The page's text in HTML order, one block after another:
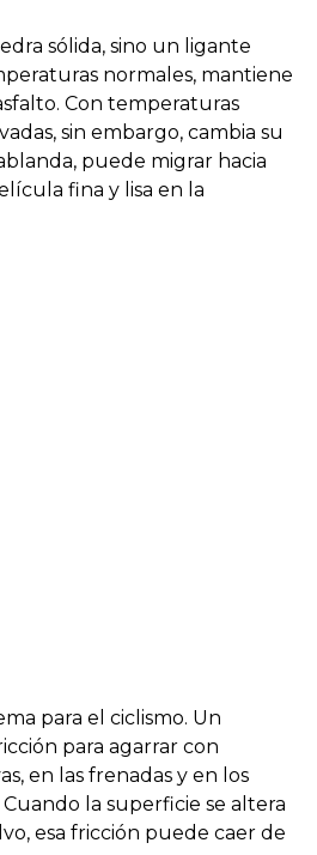
sólida, sino un ligante
normales, mantiene
Con temperaturas
sin embargo, cambia su
puede migrar hacia
fina y lisa en la
para el ciclismo. Un
para agarrar con
en las frenadas y en los
la superficie se altera
esa fricción puede caer de